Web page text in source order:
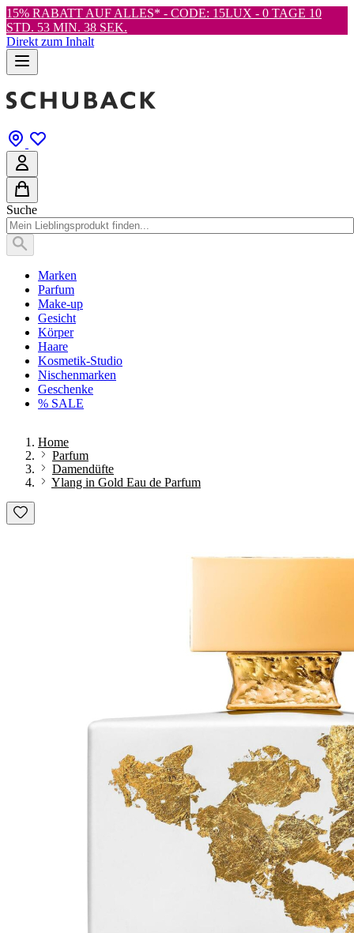
15% RABATT AUF ALLES* - CODE: 15LUX - 0 TAGE 10
STD. 53 MIN. 36 SEK.
Direkt zum Inhalt
Suche
Marken
Parfum
Make-up
Gesicht
Körper
Haare
Kosmetik-Studio
Nischenmarken
Geschenke
% SALE
Home
Parfum
Damendüfte
Ylang in Gold Eau de Parfum